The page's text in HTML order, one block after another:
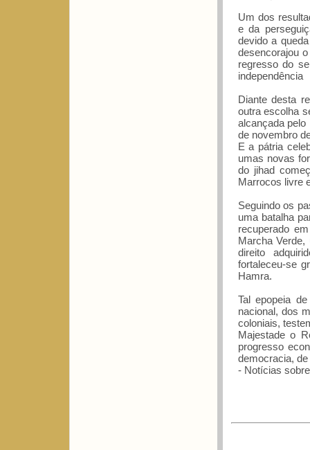
Um dos
e da
devido a
desencorajou
regresso do
independência
Diante desta
outra escolha
alcançada
de novembro
E a pátria
umas novas
do jihad
Marrocos livre
Seguindo os
uma batalha
recuperado
Marcha
direito
fortaleceu-se
Hamra.
Tal epopeia
nacional, dos
coloniais,
Majestade o
progresso
democracia,
- Notícias